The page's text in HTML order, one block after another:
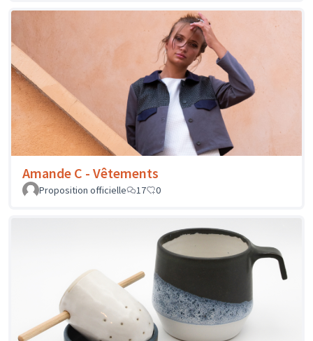
Amande C - Vêtements
Proposition officielle 17 0